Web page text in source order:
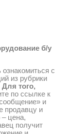
б/у
с
из рубрики
Для того,
по ссылке к
и
продавцу и
цена,
получит